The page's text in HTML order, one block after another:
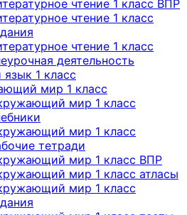
чтение 1 класс ВПР
чтение 1 класс
чтение 1 класс
деятельность
1 класс
мир 1 класс
мир 1 класс
мир 1 класс
тетради
мир 1 класс ВПР
мир 1 класс атласы
мир 1 класс